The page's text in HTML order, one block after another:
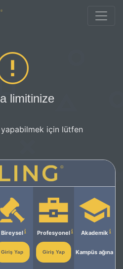
limitinize
için lütfen
Bireysel
Giriş Yap
Profesyonel
Giriş Yap
Akademik
Kampüs ağına